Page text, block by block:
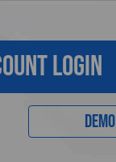
LOGIN
Demo